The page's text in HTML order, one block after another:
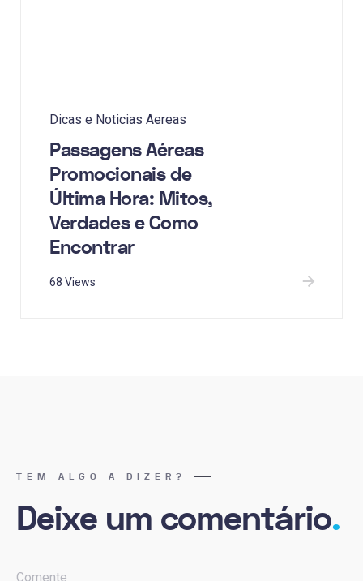
Dicas e Noticias Aereas
Passagens Aéreas
Promocionais de
Última Hora: Mitos,
Verdades e Como
Encontrar
68 Views
TEM ALGO A DIZER?
Deixe um comentário.
Comente